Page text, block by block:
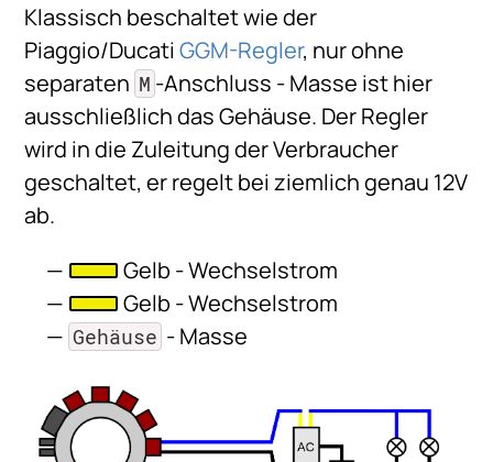
Klassisch beschaltet wie der
Piaggio/DucatiGGM-Regler, nur ohne
separaten M -Anschluss - Masse ist hier
ausschließlich das Gehäuse. Der Regler
wird in die Zuleitung der Verbraucher
geschaltet, er regelt bei ziemlich genau 12V
ab.
Gelb - Wechselstrom
Gelb - Wechselstrom
Gehäuse - Masse